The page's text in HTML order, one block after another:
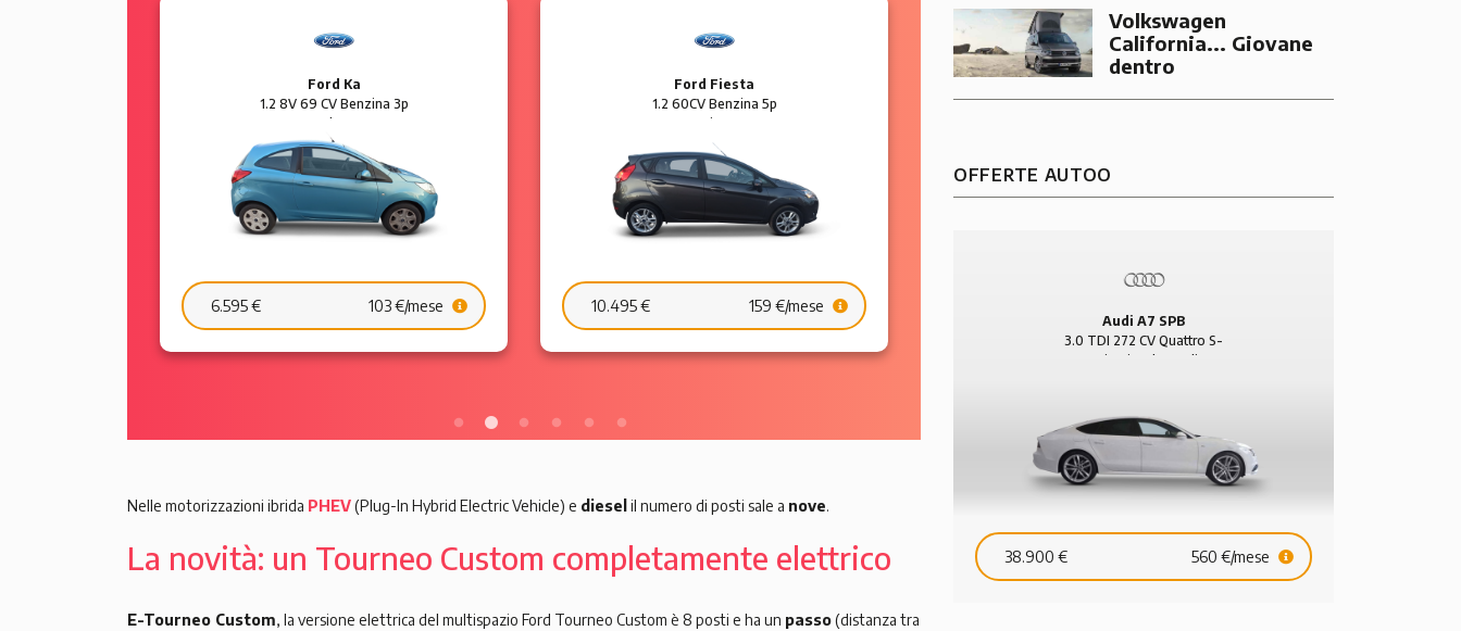
Ford Ka
1.2 8V 69 CV Benzina 3p
Plus
6.595 € 103 €/mese
Ford Fiesta
1.2 60CV Benzina 5p
Business
10.495 € 159 €/mese
118d Diesel 5p Urban
Nelle motorizzazioni ibrida PHEV(Plug-In Hybrid Electric Vehicle) e diesel il numero di posti sale a nove.
La novità: un Tourneo Custom completamente elettrico
E-Tourneo Custom, la versione elettrica del multispazio Ford Tourneo Custom è 8 posti e ha un passo(distanza tra
Volkswagen
California... Giovane
dentro
OFFERTE AUTOO
Audi A7 SPB
3.0 TDI 272 CV Quattro S-
Tronic Diesel 5p S-line
38.900 € 560 €/mese